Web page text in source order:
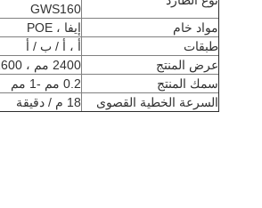
GWS160
مواد خام
إيفا ، POE
طبقات
أ ، أ / ب / أ
عرض المنتج
2400 مم ، 2600 مم
سمك المنتج
0.2 مم -1 مم
السرعة الخطية القصوى
18 م / دقيقة